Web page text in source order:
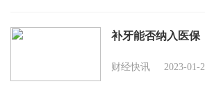
补牙能否纳入医保
财经快讯 2023-01-